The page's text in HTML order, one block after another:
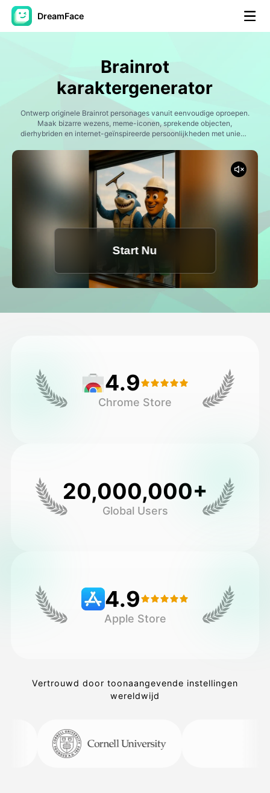
DreamFace
Avatar Video
AI Video ▼
Foto van AI ▼
Andere instrumenten
Bekijk alle hulpmiddelen
Avatar Video
▼
Andere instrumenten
Brainrot
karaktergenerator
Ontwerp originele Brainrot personages vanuit eenvoudige oproepen.
Maak bizarre wezens, meme-iconen, sprekende objecten,
dierhybriden en internet-geïnspireerde persoonlijkheden met unieke
Start Nu
4.9
Chrome Store
20,000,000+
Global Users
4.9
Apple Store
Vertrouwd door toonaangevende instellingen
wereldwijd